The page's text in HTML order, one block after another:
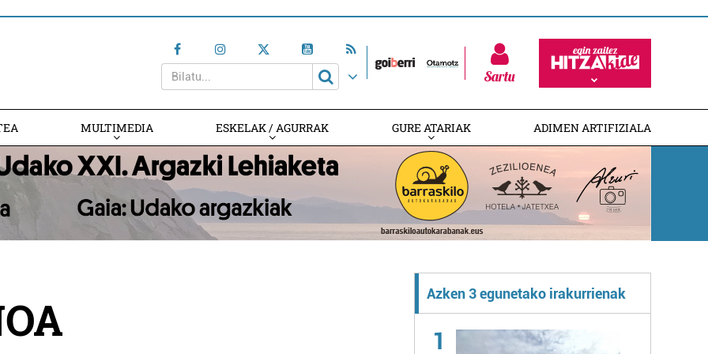
Sartu
MULTIMEDIA ESKELAK / AGURRAK GURE ATARIAK ADIMEN ARTIFIZIALA
Azken 3 egunetako irakurrienak
1